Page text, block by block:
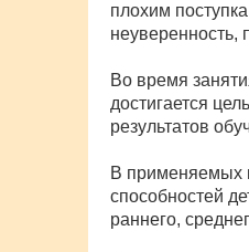
плохим
неуверенность,
Во время
достигается
результатов
В применяемых
способностей
раннего,